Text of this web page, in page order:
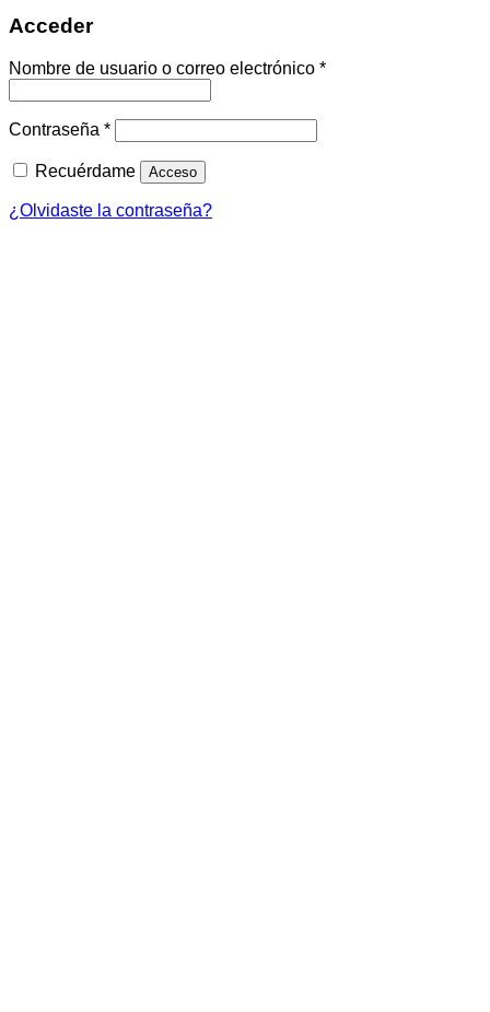
Acceder
Nombre de usuario o correo electrónico *Obligatorio
Contraseña *Obligatorio
Recuérdame Acceso
¿Olvidaste la contraseña?